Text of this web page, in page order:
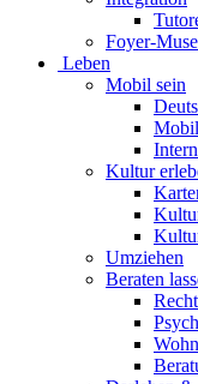
Foyer-
Leben
Mobil sein
Kultur
Umziehen
Beraten